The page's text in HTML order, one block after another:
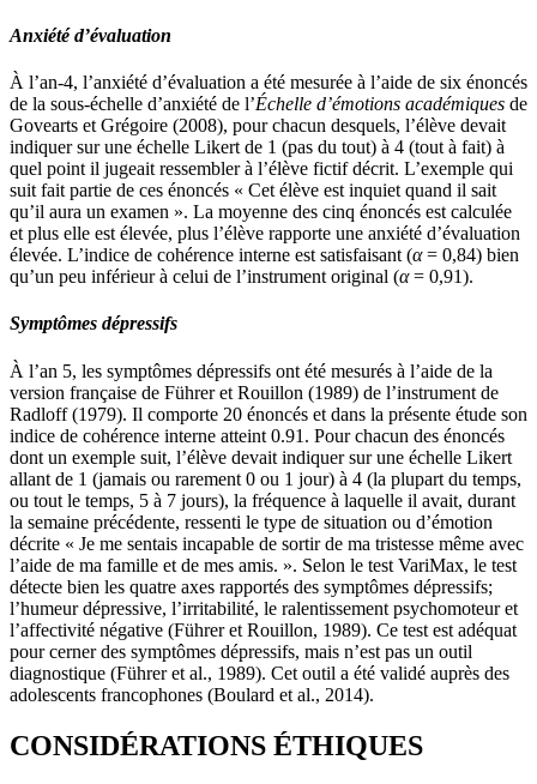
Anxiété d’évaluation
À l’an-4, l’anxiété d’évaluation a été mesurée à l’aide de six énoncés
de la sous-échelle d’anxiété de l’Échelle d’émotions académiques de
Govearts et Grégoire (2008), pour chacun desquels, l’élève devait
indiquer sur une échelle Likert de 1 (pas du tout) à 4 (tout à fait) à
quel point il jugeait ressembler à l’élève fictif décrit. L’exemple qui
suit fait partie de ces énoncés « Cet élève est inquiet quand il sait
qu’il aura un examen ». La moyenne des cinq énoncés est calculée
et plus elle est élevée, plus l’élève rapporte une anxiété d’évaluation
élevée. L’indice de cohérence interne est satisfaisant (α= 0,84) bien
qu’un peu inférieur à celui de l’instrument original (α= 0,91).
Symptômes dépressifs
À l’an 5, les symptômes dépressifs ont été mesurés à l’aide de la
version française de Führer et Rouillon (1989) de l’instrument de
Radloff (1979). Il comporte 20 énoncés et dans la présente étude son
indice de cohérence interne atteint 0.91. Pour chacun des énoncés
dont un exemple suit, l’élève devait indiquer sur une échelle Likert
allant de 1 (jamais ou rarement 0 ou 1 jour) à 4 (la plupart du temps,
ou tout le temps, 5 à 7 jours), la fréquence à laquelle il avait, durant
la semaine précédente, ressenti le type de situation ou d’émotion
décrite « Je me sentais incapable de sortir de ma tristesse même avec
l’aide de ma famille et de mes amis. ». Selon le test VariMax, le test
détecte bien les quatre axes rapportés des symptômes dépressifs;
l’humeur dépressive, l’irritabilité, le ralentissement psychomoteur et
l’affectivité négative (Führer et Rouillon, 1989). Ce test est adéquat
pour cerner des symptômes dépressifs, mais n’est pas un outil
diagnostique (Führer et al., 1989). Cet outil a été validé auprès des
adolescents francophones (Boulard et al., 2014).
CONSIDÉRATIONS ÉTHIQUES